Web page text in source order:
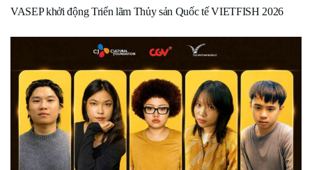
VASEP khởi động Triển lãm Thủy sản Quốc tế VIETFISH 2026